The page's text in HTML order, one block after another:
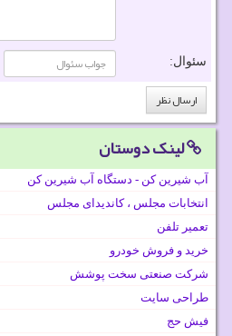
سئوال:
لینک دوستان
آب شیرین کن - دستگاه آب شیرین کن
انتخابات مجلس ، کاندیدای مجلس
تعمیر تلفن
خرید و فروش خودرو
شرکت صنعتی سخت پوشش
طراحی سایت
فیش حج